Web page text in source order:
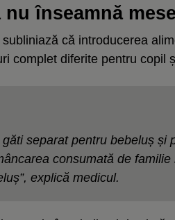
înseamnă
că introducerea
complet diferite pentru copil
separat pentru bebeluș și
consumată de
explică medicul.